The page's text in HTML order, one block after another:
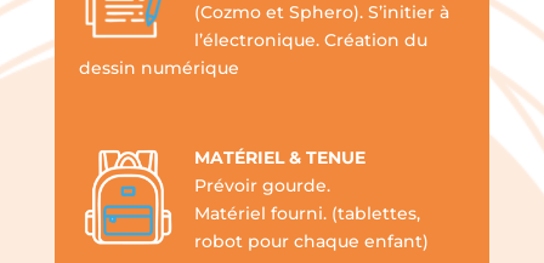
(Cozmo et Sphero). S’initier à
l’électronique. Création du
dessin numérique
MATÉRIEL & TENUE
Prévoir gourde.
Matériel fourni. (tablettes,
robot pour chaque enfant)